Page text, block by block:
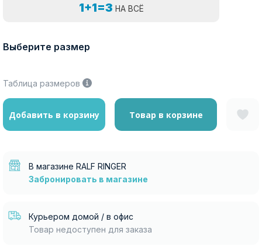
1+1=3 НА ВСЁ
Выберите размер
Таблица размеров
Добавить в корзину Товар в корзине
В магазине RALF RINGER
Забронировать в магазине
Курьером домой / в офис
Товар недоступен для заказа